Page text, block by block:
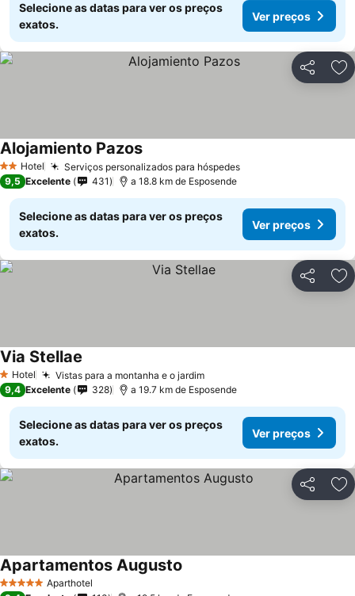
Selecione as datas para ver os preços
exatos.
Ver preços
Partilhar
2 Estrelas
Hotel Serviços personalizados para hóspedes
Alojamiento Pazos
9,5 Excelente 431 a 18.8 km de Esposende
Selecione as datas para ver os preços
exatos.
Ver preços
Partilhar
1 Estrelas
Hotel Vistas para a montanha e o jardim
Via Stellae
9,4 Excelente 328 a 19.7 km de Esposende
Selecione as datas para ver os preços
exatos.
Ver preços
Partilhar
5 Estrelas Aparthotel
Apartamentos Augusto